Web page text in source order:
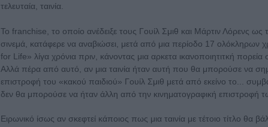
τελευταία, ταινία.
Το franchise, το οποίο ανέδειξε τους Γουίλ Σμιθ και Μάρτιν Λόρενς ως
σινεμά, κατάφερε να αναβιώσει, μετά από μια περίοδο 17 ολόκληρων
for Life» λίγα χρόνια πριν, κάνοντας μια αρκετα ικανοποιητιτκή
Αλλά πέρα από αυτό, αν μια ταινία ήταν αυτή που θα μπορούσε να
επιστροφή του «κακού παιδιού» Γουίλ Σμιθ μετά από εκείνο το...
δεν θα μπορούσε να ήταν άλλη από την κινηματογραφική επιστροφή
Ειρωνικό ίσως αν σκεφτεί κάποιος πως μια ταινία με τέτοιο τίτλο θα